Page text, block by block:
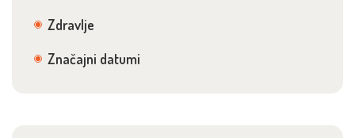
Zdravlje
Značajni datumi